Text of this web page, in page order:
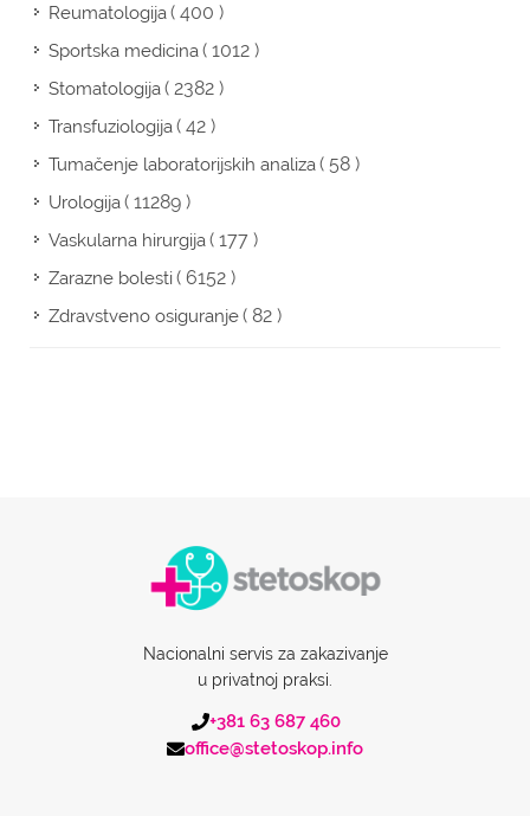
Reumatologija( 400 )
Sportska medicina( 1012 )
Stomatologija( 2382 )
Transfuziologija( 42 )
Tumačenje laboratorijskih analiza( 58 )
Urologija( 11289 )
Vaskularna hirurgija( 177 )
Zarazne bolesti( 6152 )
Zdravstveno osiguranje( 82 )
Nacionalni servis za zakazivanje
u privatnoj praksi.
+381 63 687 460
office@stetoskop.info